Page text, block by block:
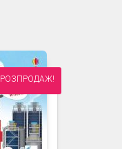
РОЗПРОДАЖ!